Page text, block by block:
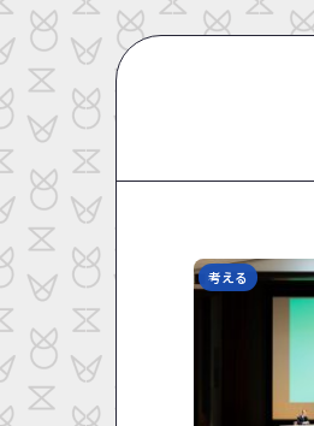
考える